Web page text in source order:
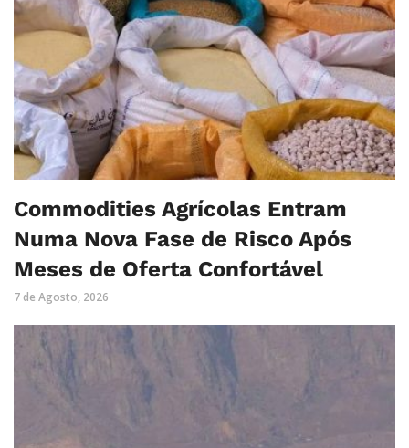
Commodities Agrícolas Entram
Numa Nova Fase de Risco Após
Meses de Oferta Confortável
7 de Agosto, 2026